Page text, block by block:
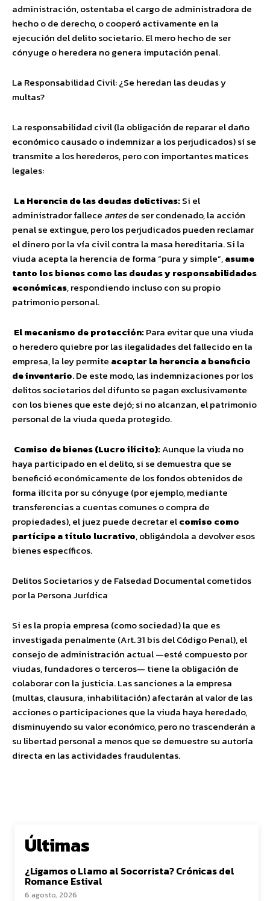
administración, ostentaba el cargo de administradora de
hecho o de derecho, o cooperó activamente en la
ejecución del delito societario. El mero hecho de ser
cónyuge o heredera no genera imputación penal.
La Responsabilidad Civil: ¿Se heredan las deudas y
multas?
La responsabilidad civil (la obligación de reparar el daño
económico causado o indemnizar a los perjudicados) sí se
transmite a los herederos, pero con importantes matices
legales:
La Herencia de las deudas delictivas:Si el
administrador fallece antesde ser condenado, la acción
penal se extingue, pero los perjudicados pueden reclamar
el dinero por la vía civil contra la masa hereditaria. Si la
viuda acepta la herencia de forma “pura y simple”,asume
tanto los bienes como las deudas y responsabilidades
económicas, respondiendo incluso con su propio
patrimonio personal.
El mecanismo de protección:Para evitar que una viuda
o heredero quiebre por las ilegalidades del fallecido en la
empresa, la ley permite aceptar la herencia a beneficio
de inventario. De este modo, las indemnizaciones por los
delitos societarios del difunto se pagan exclusivamente
con los bienes que este dejó; si no alcanzan, el patrimonio
personal de la viuda queda protegido.
Comiso de bienes (Lucro ilícito):Aunque la viuda no
haya participado en el delito, si se demuestra que se
benefició económicamente de los fondos obtenidos de
forma ilícita por su cónyuge (por ejemplo, mediante
transferencias a cuentas comunes o compra de
propiedades), el juez puede decretar elcomiso como
partícipe a título lucrativo, obligándola a devolver esos
bienes específicos.
Delitos Societarios y de Falsedad Documental cometidos
por la Persona Jurídica
Si es la propia empresa (como sociedad) la que es
investigada penalmente (Art. 31 bis del Código Penal), el
consejo de administración actual —esté compuesto por
viudas, fundadores o terceros— tiene la obligación de
colaborar con la justicia. Las sanciones a la empresa
(multas, clausura, inhabilitación) afectarán al valor de las
acciones o participaciones que la viuda haya heredado,
disminuyendo su valor económico, pero no trascenderán a
su libertad personal a menos que se demuestre su autoría
directa en las actividades fraudulentas.
Últimas
¿Ligamos o Llamo al Socorrista? Crónicas del
Romance Estival
6 agosto, 2026